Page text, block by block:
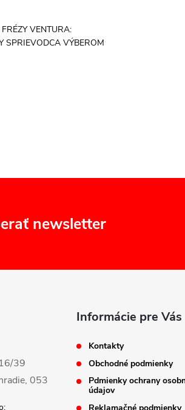
VENTURA:
SPRIEVODCA VÝBEROM
newsletter
39
053
Informácie pre Vás
Kontakty
Obchodné podmienky
Pdmienky ochrany
údajov